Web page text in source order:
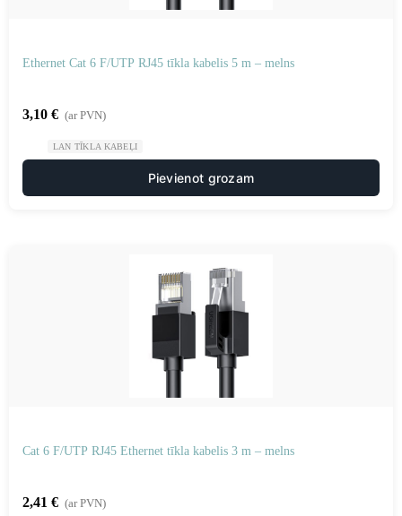
Ethernet Cat 6 F/UTP RJ45 tīkla kabelis 5 m – melns
3,10 € (ar PVN)
LAN TĪKLA KABEĻI
Pievienot grozam
Cat 6 F/UTP RJ45 Ethernet tīkla kabelis 3 m – melns
2,41 € (ar PVN)